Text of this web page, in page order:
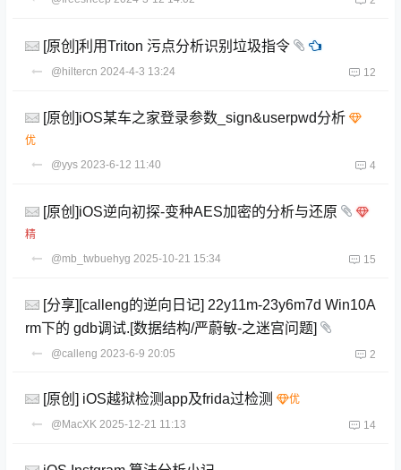
[原创]利用Triton 污点分析识别垃圾指令
@hiltercn 2024-4-3 13:24 12
[原创]iOS某车之家登录参数_sign&userpwd分析
@yys 2023-6-12 11:40 4
[原创]iOS逆向初探-变种AES加密的分析与还原
@mb_twbuehyg 2025-10-21 15:34 15
[分享][calleng的逆向日记] 22y11m-23y6m7d Win10A
rm下的 gdb调试.[数据结构/严蔚敏-之迷宫问题]
@calleng 2023-6-9 20:05 2
[原创] iOS越狱检测app及frida过检测
@MacXK 2025-12-21 11:13 14